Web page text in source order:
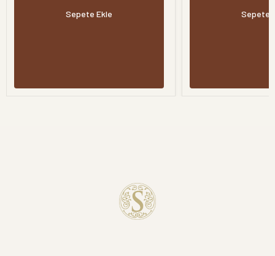
Sepete Ekle Sepete